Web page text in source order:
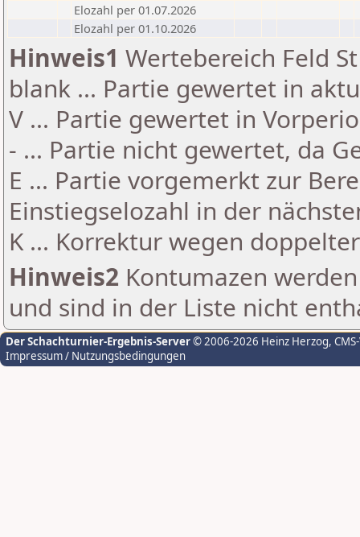
Elozahl per 01.07.2026
Elozahl per 01.10.2026
Hinweis1 Wertebereich Feld
blank ... Partie gewertet in
V ... Partie gewertet in
- ... Partie nicht gewertet, da
E ... Partie vorgemerkt zur
Einstiegselozahl in der
K ... Korrektur wegen
Hinweis2 Kontumazen
und sind in der Liste nicht
Der Schachturnier-Ergebnis-Server© 2006-2026 Heinz Herzog,
Impressum / Nutzungsbedingungen